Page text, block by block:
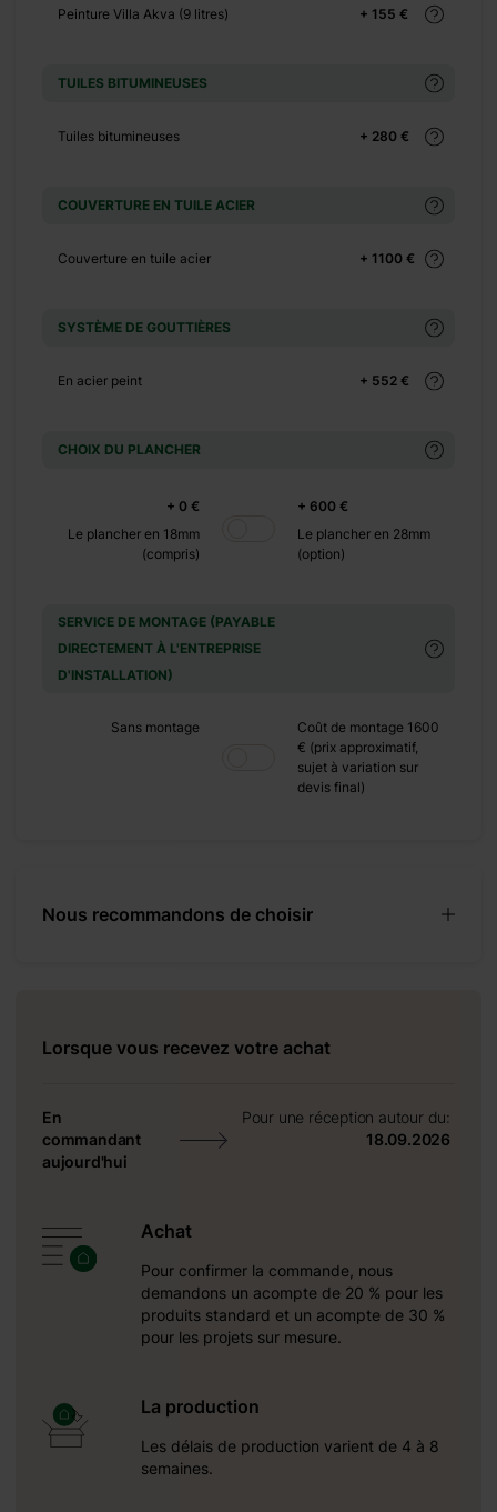
+ 155 €
Peinture Villa Akva (9 litres)
TUILES BITUMINEUSES
+ 280 €
Tuiles bitumineuses
COUVERTURE EN TUILE ACIER
+ 1100 €
Couverture en tuile acier
SYSTÈME DE GOUTTIÈRES
+ 552 €
En acier peint
CHOIX DU PLANCHER
+ 0 €
Le plancher en 18mm
(compris)
+ 600 €
Le plancher en 28mm
(option)
SERVICE DE MONTAGE (PAYABLE
DIRECTEMENT À L'ENTREPRISE
D'INSTALLATION)
Sans montage
Coût de montage 1600
€ (prix approximatif,
sujet à variation sur
devis final)
Nous recommandons de choisir
Lorsque vous recevez votre achat
En
commandant
aujourd'hui
Pour une réception autour du:
18.09.2026
Achat
Pour confirmer la commande, nous
demandons un acompte de 20 % pour les
produits standard et un acompte de 30 %
pour les projets sur mesure.
La production
Les délais de production varient de 4 à 8
semaines.
+ 0 €
+ 0 €
+ 500 €
+ 390 €
+ 0 €
+ 600 €
+ 320 €
+ 0 €
l’abri